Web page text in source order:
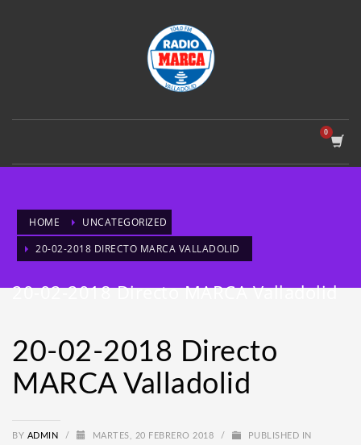
HOME
UNCATEGORIZED
20-02-2018 DIRECTO MARCA VALLADOLID
20-02-2018 Directo MARCA Valladolid
20-02-2018 Directo
MARCA Valladolid
BY ADMIN / MARTES, 20 FEBRERO 2018 /
PUBLISHED IN